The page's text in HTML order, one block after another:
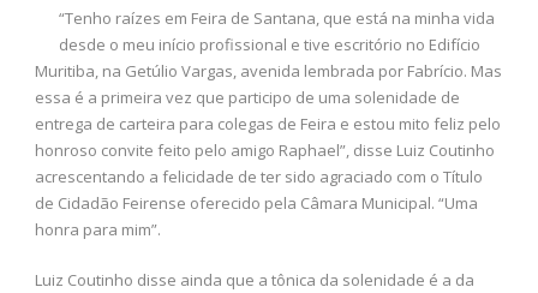
“Tenho raízes em Feira de Santana, que está na minha vida
desde o meu início profissional e tive escritório no Edifício
Muritiba, na Getúlio Vargas, avenida lembrada por Fabrício. Mas
essa é a primeira vez que participo de uma solenidade de
entrega de carteira para colegas de Feira e estou mito feliz pelo
honroso convite feito pelo amigo Raphael”, disse Luiz Coutinho
acrescentando a felicidade de ter sido agraciado com o Título
de Cidadão Feirense oferecido pela Câmara Municipal. “Uma
honra para mim”.
Luiz Coutinho disse ainda que a tônica da solenidade é a da